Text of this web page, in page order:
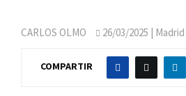
CARLOS OLMO 26/03/2025 | Madrid
COMPARTIR